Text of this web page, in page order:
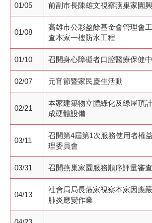
01/05 前副市長陳雄文視察燕巢家園
01/08
高雄市公彩盈餘基金會管理會
查本家一樓防水工程
01/10 召開身心障礙者口腔醫療保健
02/07 元宵節暨家民慶生活動
02/21
本家建築物立體綠化及綠屋頂
成硬體設備
03/11
召開第4屆第1次服務使用者權
理委員會
03/31 召開燕巢家園服務順序評量審
04/13
社會局局長蒞家視察本家因應
肺炎應變作業